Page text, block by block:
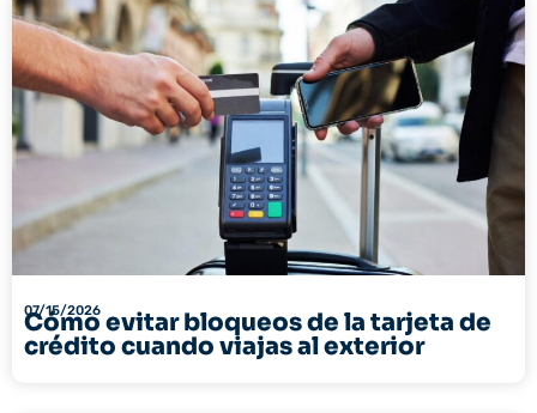
07/15/2026
Cómo evitar bloqueos de la tarjeta de
crédito cuando viajas al exterior